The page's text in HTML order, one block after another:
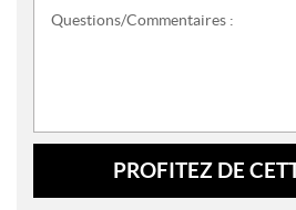
Questions/Commentaires :
PROFITEZ DE